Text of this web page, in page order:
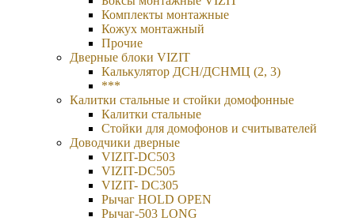
Комплекты монтажные
Кожух монтажный
Прочие
Дверные блоки VIZIT
Калькулятор ДСН/ДСНМЦ (2, 3)
***
Калитки стальные и стойки домофонные
Калитки стальные
Стойки для домофонов и считывателей
Доводчики дверные
VIZIT-DC503
VIZIT-DC505
VIZIT- DC305
Рычаг HOLD OPEN
Рычаг-503 LONG